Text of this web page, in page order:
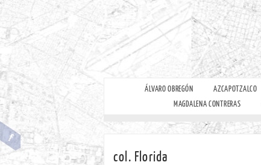
ÁLVARO OBREGÓN AZCAPOTZALCO
MAGDALENA CONTRERAS
col. Florida